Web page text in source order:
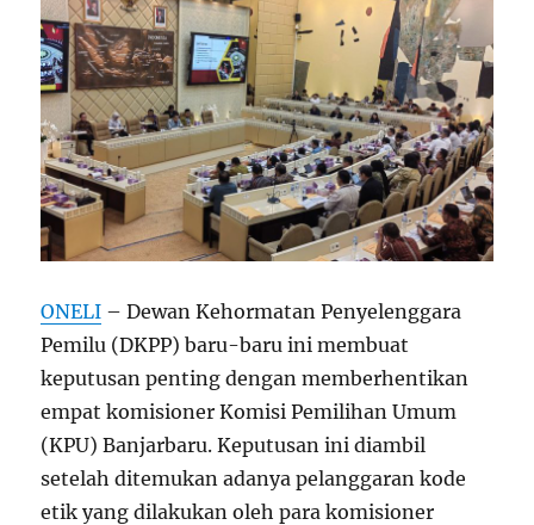
ONELI – Dewan Kehormatan Penyelenggara
Pemilu (DKPP) baru-baru ini membuat
keputusan penting dengan memberhentikan
empat komisioner Komisi Pemilihan Umum
(KPU) Banjarbaru. Keputusan ini diambil
setelah ditemukan adanya pelanggaran kode
etik yang dilakukan oleh para komisioner